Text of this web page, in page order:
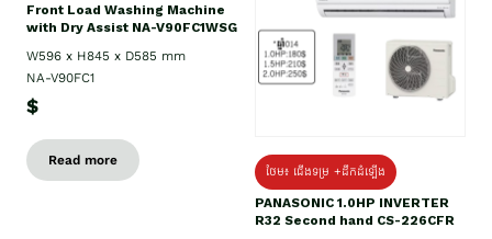
Front Load Washing Machine
with Dry Assist NA-V90FC1WSG
W596 x H845 x D585 mm
NA-V90FC1
$
Read more
ថែម៖ ជើងទម្រ +ដឹកដំឡើង
PANASONIC 1.0HP INVERTER
R32 Second hand CS-226CFR